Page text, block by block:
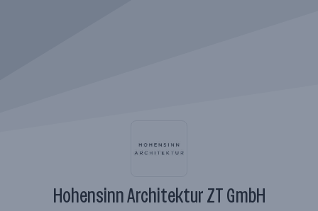
Hohensinn Architektur ZT GmbH